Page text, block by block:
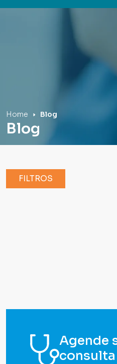
Home Blog
Blog
FILTROS
Agende
consulta